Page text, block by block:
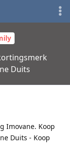
Duits
Imovane. Koop
Duits - Koop